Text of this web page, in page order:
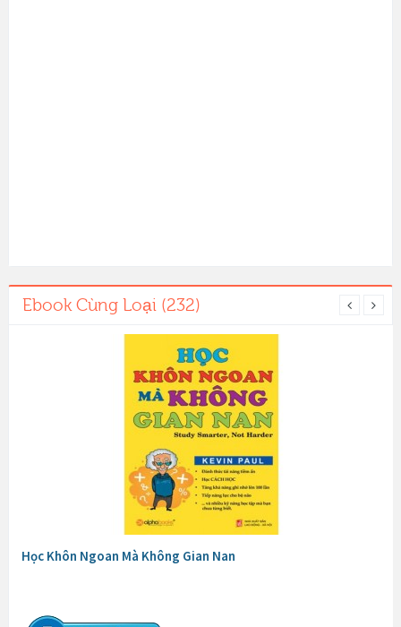
Ebook Cùng Loại (232)
Học Khôn Ngoan Mà Không Gian Nan